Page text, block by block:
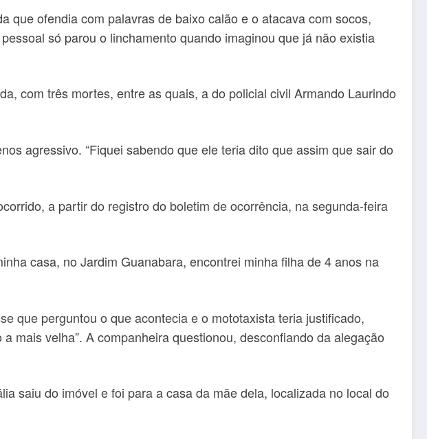
que ofendia com palavras de baixo calão e o atacava com socos,
só parou o linchamento quando imaginou que já não existia
com três mortes, entre as quais, a do policial civil Armando Laurindo
agressivo. “Fiquei sabendo que ele teria dito que assim que sair do
a partir do registro do boletim de ocorrência, na segunda-feira
casa, no Jardim Guanabara, encontrei minha filha de 4 anos na
que perguntou o que acontecia e o mototaxista teria justificado,
mais velha”. A companheira questionou, desconfiando da alegação
saiu do imóvel e foi para a casa da mãe dela, localizada no local do